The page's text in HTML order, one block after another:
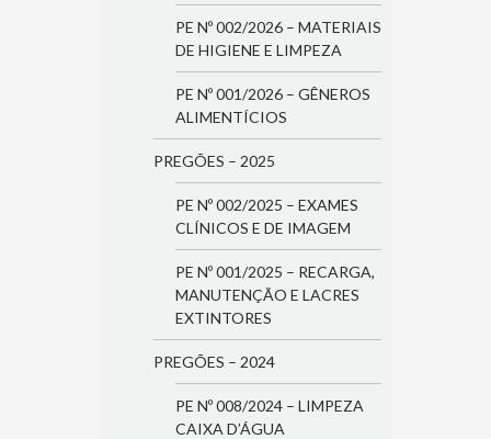
PE Nº 002/2026 – MATERIAIS
DE HIGIENE E LIMPEZA
PE Nº 001/2026 – GÊNEROS
ALIMENTÍCIOS
PREGÕES – 2025
PE Nº 002/2025 – EXAMES
CLÍNICOS E DE IMAGEM
PE Nº 001/2025 – RECARGA,
MANUTENÇÃO E LACRES
EXTINTORES
PREGÕES – 2024
PE Nº 008/2024 – LIMPEZA
CAIXA D’ÁGUA